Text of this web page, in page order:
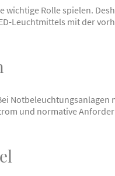
Rolle spielen.
Leuchtmittels mit der
Notbeleuchtungsanlagen
und normative